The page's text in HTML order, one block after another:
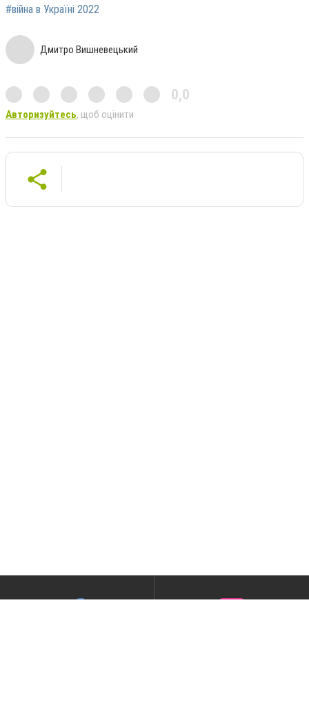
#війна в Україні 2022
Дмитро Вишневецький
0,0
Авторизуйтесь, щоб оцінити